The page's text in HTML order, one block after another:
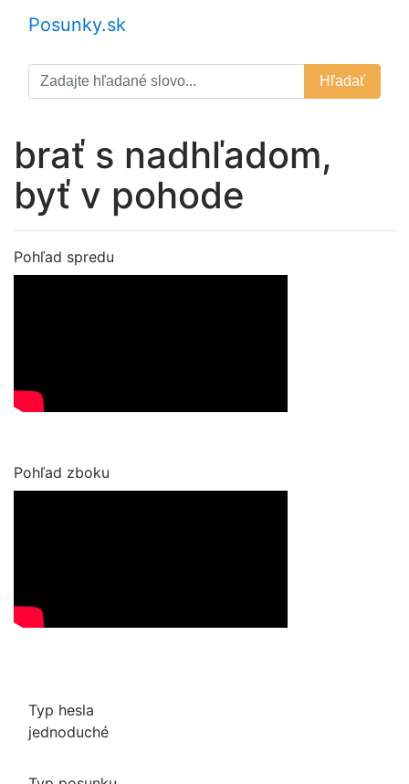
Posunky.sk
Hľadať
brať s nadhľadom,
byť v pohode
Pohľad spredu
Pohľad zboku
Typ hesla
jednoduché